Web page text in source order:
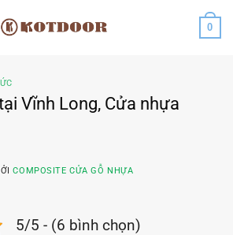
0
Vĩnh Long, Cửa nhựa
COMPOSITE CỬA GỖ NHỰA
5/5 - (6 bình chọn)